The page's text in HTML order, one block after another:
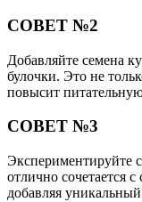
СОВЕТ №2
Добавляйте семена
булочки. Это не
повысит
СОВЕТ №3
Экспериментируйте
отлично сочетается
добавляя